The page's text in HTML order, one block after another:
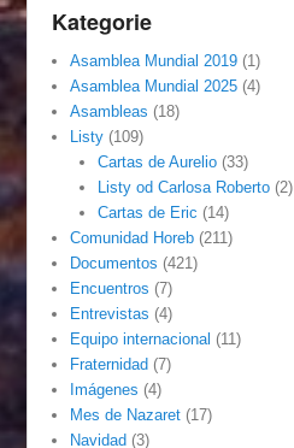
Kategorie
Asamblea Mundial 2019 (1)
Asamblea Mundial 2025 (4)
Asambleas (18)
Listy (109)
Cartas de Aurelio(33)
Listy od Carlosa Roberto(2)
Cartas de Eric (14)
Comunidad Horeb (211)
Documentos (421)
Encuentros (7)
Entrevistas (4)
Equipo internacional (11)
Fraternidad (7)
Imágenes (4)
Mes de Nazaret (17)
Navidad (3)